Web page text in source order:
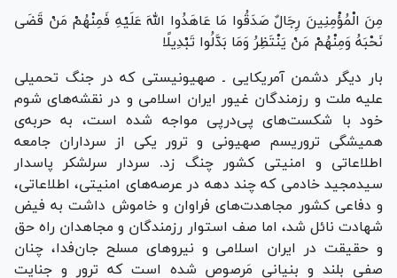
مِنَ الْمُؤْمِنِینَ رِجَالٌ صَدَقُوا مَا عَاهَدُوا اللهَ عَلَیْهِ فَمِنْهُمْ مَنْ قَضَى
نَحْبَهُ وَمِنْهُمْ مَنْ یَنْتَظِرُ وَمَا بَدَّلُوا تَبْدِیلًا
بار دیگر دشمن آمریکایی ـ صهیونیستی که در جنگ تحمیلی
علیه ملت و رزمندگان غیور ایران اسلامی و در نقشه‌های شوم
خود با شکست‌های پی‌درپی مواجه شده است، به حربه‌ی
همیشگی تروریسم صهیونی و ترور یکی از سرداران جامعه
اطلاعاتی و امنیتی کشور چنگ زد. سردار سرلشکر پاسدار
سیدمجید خادمی که چند دهه در عرصه‌های امنیتی، اطلاعاتی،
و دفاعی کشور مجاهدت‌های فراوان و خاموش داشت به فیض
شهادت نائل شد، اما صف استوار رزمندگان و مجاهدان راه حق
و حقیقت در ایران اسلامی و نیرو‌های مسلح جان‌فدا، چنان
صفی بلند و بنیانی مَرصوص شده است که ترور و جنایت